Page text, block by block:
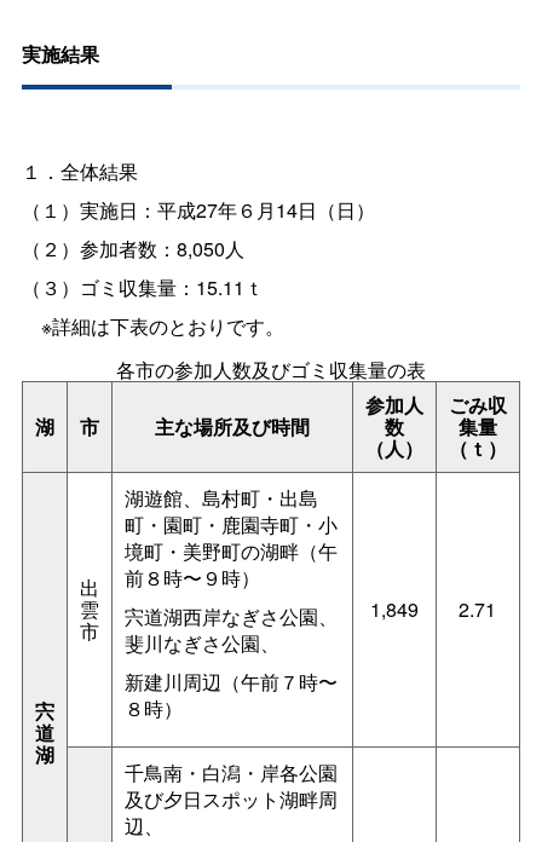
実施結果
１．全体結果
（１）実施日：平成27年６月14日（日）
（２）参加者数：8,050人
（３）ゴミ収集量：15.11ｔ
※詳細は下表のとおりです。
各市の参加人数及びゴミ収集量の表
湖 市 主な場所及び時間
参加人
数
（人）
ごみ収
集量
（ｔ）
宍
道
湖
出
雲
市
湖遊館、島村町・出島
町・園町・鹿園寺町・小
境町・美野町の湖畔（午
前８時〜９時）
宍道湖西岸なぎさ公園、
斐川なぎさ公園、
新建川周辺（午前７時〜
８時）
1,849 2.71
千鳥南・白潟・岸各公園
及び夕日スポット湖畔周
辺、